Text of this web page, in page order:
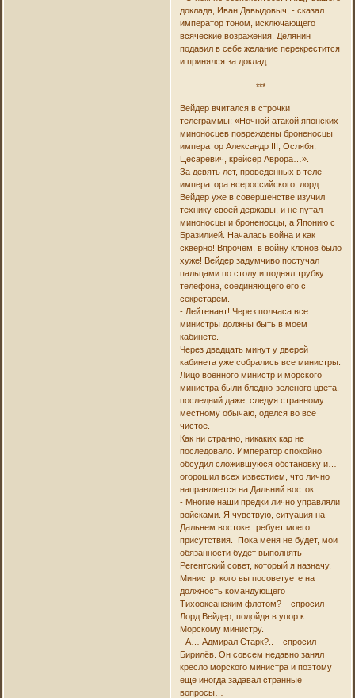
доклада, Иван Давыдовыч, - сказал
император тоном, исключающего
всяческие возражения. Делянин
подавил в себе желание перекрестится
и принялся за доклад.
***
Вейдер вчитался в строчки
телеграммы: «Ночной атакой японских
миноносцев повреждены броненосцы
император Александр III, Ослябя,
Цесаревич, крейсер Аврора…».
За девять лет, проведенных в теле
императора всероссийского, лорд
Вейдер уже в совершенстве изучил
технику своей державы, и не путал
миноносцы и броненосцы, а Японию с
Бразилией. Началась война и как
скверно! Впрочем, в войну клонов было
хуже! Вейдер задумчиво постучал
пальцами по столу и поднял трубку
телефона, соединяющего его с
секретарем.
- Лейтенант! Через полчаса все
министры должны быть в моем
кабинете.
Через двадцать минут у дверей
кабинета уже собрались все министры.
Лицо военного министр и морского
министра были бледно-зеленого цвета,
последний даже, следуя странному
местному обычаю, оделся во все
чистое.
Как ни странно, никаких кар не
последовало. Император спокойно
обсудил сложившуюся обстановку и…
огорошил всех известием, что лично
направляется на Дальний восток.
- Многие наши предки лично управляли
войсками. Я чувствую, ситуация на
Дальнем востоке требует моего
присутствия. Пока меня не будет, мои
обязанности будет выполнять
Регентский совет, который я назначу.
Министр, кого вы посоветуете на
должность командующего
Тихоокеанским флотом? – спросил
Лорд Вейдер, подойдя в упор к
Морскому министру.
- А… Адмирал Старк?.. – спросил
Бирилёв. Он совсем недавно занял
кресло морского министра и поэтому
еще иногда задавал странные
вопросы…